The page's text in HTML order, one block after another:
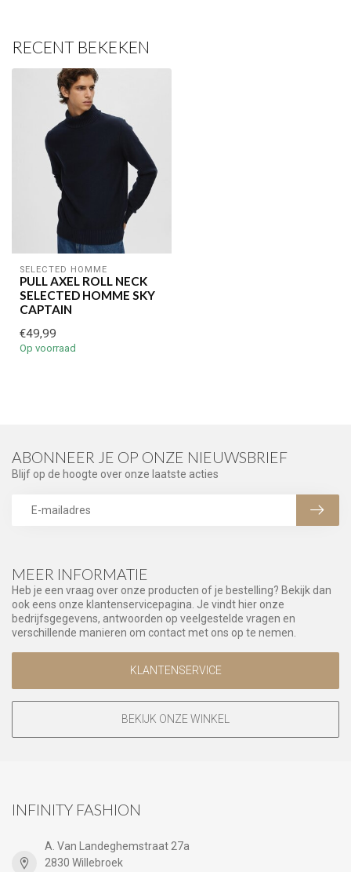
RECENT BEKEKEN
SELECTED HOMME
PULL AXEL ROLL NECK
SELECTED HOMME SKY
CAPTAIN
€49,99
Op voorraad
MEER INFORMATIE
Heb je een vraag over onze producten of je bestelling? Bekijk dan
ook eens onze klantenservicepagina. Je vindt hier onze
bedrijfsgegevens, antwoorden op veelgestelde vragen en
verschillende manieren om contact met ons op te nemen.
KLANTENSERVICE
BEKIJK ONZE WINKEL
ABONNEER JE OP ONZE NIEUWSBRIEF
Blijf op de hoogte over onze laatste acties
INFINITY FASHION
A. Van Landeghemstraat 27a
2830 Willebroek
Je korting is geldig bij een minimale bestelwaarde van €45,00